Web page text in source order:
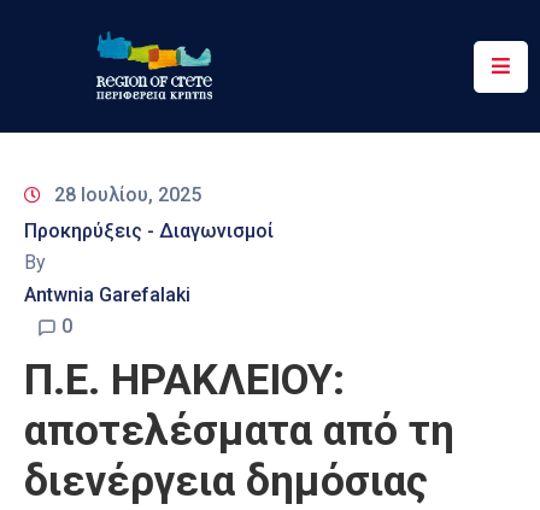
Περιφέρεια
&
Δράσεις
Ψηφιακές
28 Ιουλίου, 2025
Προκηρύξεις - Διαγωνισμοί
By
Antwnia Garefalaki
0
Π.Ε. ΗΡΑΚΛΕΙΟΥ:
αποτελέσματα από τη
διενέργεια δημόσιας